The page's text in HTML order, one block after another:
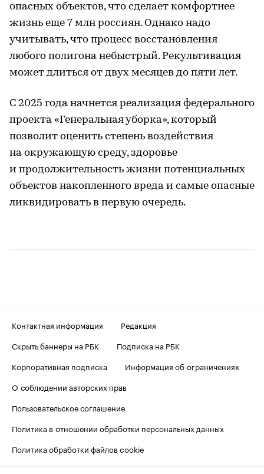
опасных объектов, что сделает комфортнее
жизнь еще 7 млн россиян. Однако надо
учитывать, что процесс восстановления
любого полигона небыстрый. Рекультивация
может длиться от двух месяцев до пяти лет.
С 2025 года начнется реализация федерального
проекта «Генеральная уборка», который
позволит оценить степень воздействия
на окружающую среду, здоровье
и продолжительность жизни потенциальных
объектов накопленного вреда и самые опасные
ликвидировать в первую очередь.
Контактная информация
Редакция
Скрыть баннеры на РБК
Подписка на РБК
Корпоративная подписка
Информация об ограничениях
О соблюдении авторских прав
Пользовательское соглашение
Политика в отношении обработки персональных данных
Политика обработки файлов cookie